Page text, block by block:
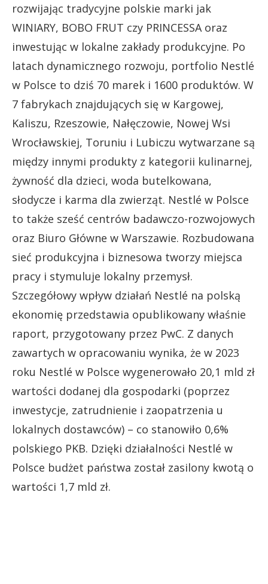
rozwijając tradycyjne polskie marki jak
WINIARY, BOBO FRUT czy PRINCESSA oraz
inwestując w lokalne zakłady produkcyjne. Po
latach dynamicznego rozwoju, portfolio Nestlé
w Polsce to dziś 70 marek i 1600 produktów. W
7 fabrykach znajdujących się w Kargowej,
Kaliszu, Rzeszowie, Nałęczowie, Nowej Wsi
Wrocławskiej, Toruniu i Lubiczu wytwarzane są
między innymi produkty z kategorii kulinarnej,
żywność dla dzieci, woda butelkowana,
słodycze i karma dla zwierząt. Nestlé w Polsce
to także sześć centrów badawczo-rozwojowych
oraz Biuro Główne w Warszawie. Rozbudowana
sieć produkcyjna i biznesowa tworzy miejsca
pracy i stymuluje lokalny przemysł.
Szczegółowy wpływ działań Nestlé na polską
ekonomię przedstawia opublikowany właśnie
raport, przygotowany przez PwC. Z danych
zawartych w opracowaniu wynika, że w 2023
roku Nestlé w Polsce wygenerowało 20,1 mld zł
wartości dodanej dla gospodarki (poprzez
inwestycje, zatrudnienie i zaopatrzenia u
lokalnych dostawców) – co stanowiło 0,6%
polskiego PKB. Dzięki działalności Nestlé w
Polsce budżet państwa został zasilony kwotą o
wartości 1,7 mld zł.